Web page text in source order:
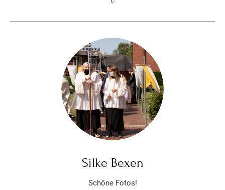
Silke Bexen
Schöne Fotos!